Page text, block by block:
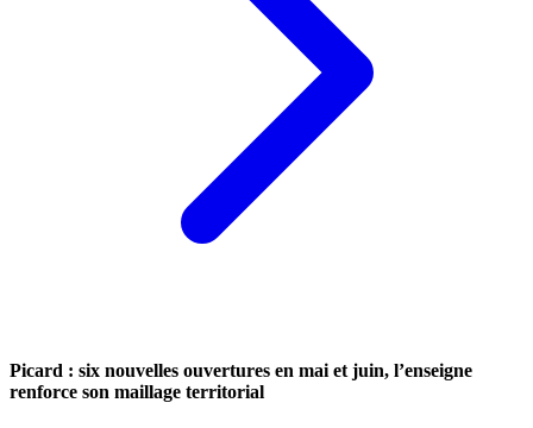
Picard : six nouvelles ouvertures en mai et juin, l’enseigne
renforce son maillage territorial